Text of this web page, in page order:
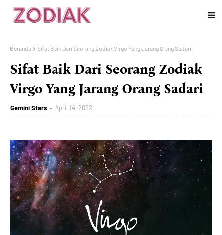
Beranda Sifat Baik Dari Seorang Zodiak Virgo Yang Jarang Orang Sadari
Sifat Baik Dari Seorang Zodiak
Virgo Yang Jarang Orang Sadari
Gemini Stars April 14, 2022